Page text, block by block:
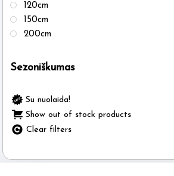
120cm
150cm
200cm
Sezoniškumas
Su nuolaida!
Show out of stock products
Clear filters